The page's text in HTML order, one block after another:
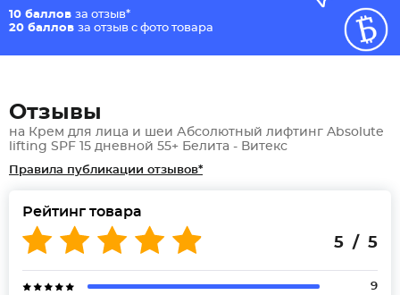
10 баллов за отзыв*
20 баллов за отзыв с фото товара
Отзывы
на Крем для лица и шеи Абсолютный лифтинг Absolute
lifting SPF 15 дневной 55+ Белита - Витекс
Правила публикации отзывов*
Рейтинг товара
5 / 5
9